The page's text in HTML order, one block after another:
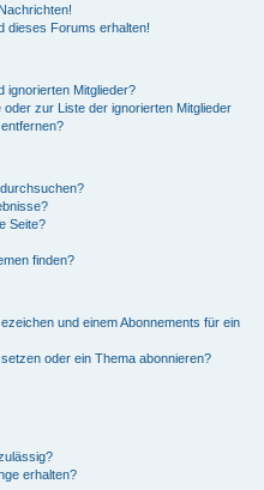
dieses Forums erhalten!
ignorierten Mitglieder?
zur Liste der ignorierten Mitglieder
Seite?
finden?
und einem Abonnements für ein
oder ein Thema abonnieren?
erhalten?